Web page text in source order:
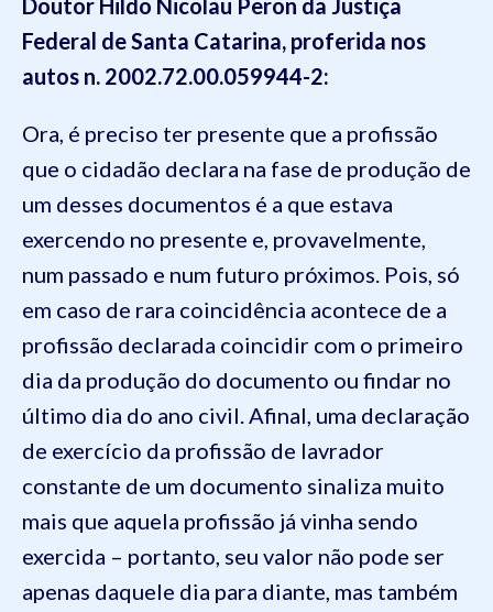
Doutor Hildo Nicolau Peron da Justiça
Federal de Santa Catarina, proferida nos
autos n. 2002.72.00.059944-2:
Ora, é preciso ter presente que a profissão
que o cidadão declara na fase de produção de
um desses documentos é a que estava
exercendo no presente e, provavelmente,
num passado e num futuro próximos. Pois, só
em caso de rara coincidência acontece de a
profissão declarada coincidir com o primeiro
dia da produção do documento ou findar no
último dia do ano civil. Afinal, uma declaração
de exercício da profissão de lavrador
constante de um documento sinaliza muito
mais que aquela profissão já vinha sendo
exercida – portanto, seu valor não pode ser
apenas daquele dia para diante, mas também